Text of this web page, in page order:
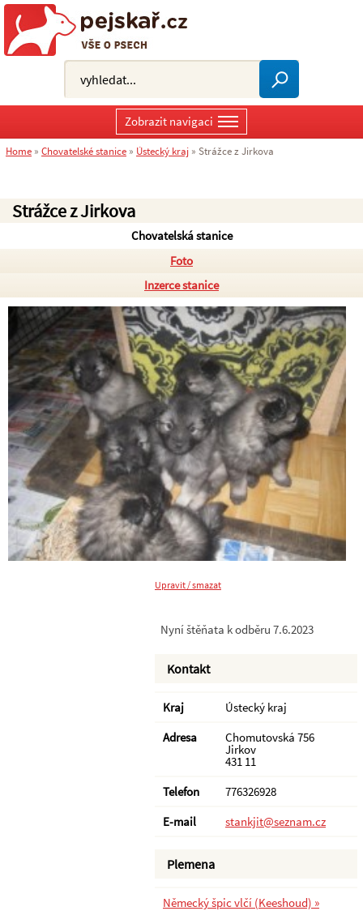
Strážce z Jirkova
Chovatelská stanice
Foto
Inzerce stanice
Upravit / smazat
Nyní štěňata k odběru 7.6.2023
Kontakt
Kraj
Ústecký kraj
Adresa
Chomutovská 756
Jirkov
431 11
Telefon
776326928
E-mail
stankjit@seznam.cz
Plemena
Německý špic vlčí (Keeshoud) »
Zobrazit navigaci
Home » Chovatelské stanice » Ústecký kraj » Strážce z Jirkova